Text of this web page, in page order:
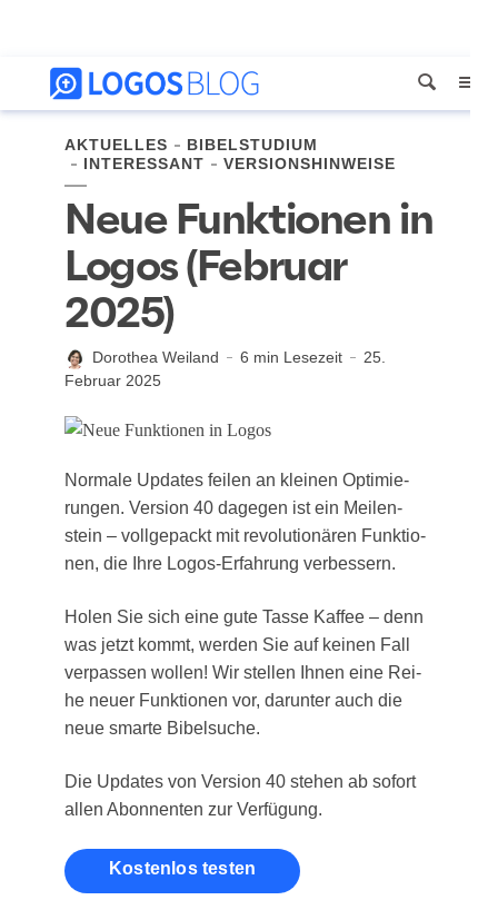
AKTUELLES
BIBELSTUDIUM
INTERESSANT
VERSIONSHINWEISE
Neue Funktionen in
Logos (Februar
2025)
Dorothea Weiland 6 min Lesezeit
25.
Februar 2025
Nor­ma­le Updates fei­len an klei­nen Opti­mie­
run­gen. Ver­si­on 40 dage­gen ist ein Mei­len­
stein – voll­ge­packt mit revo­lu­tio­nä­ren Funk­tio­
nen, die Ihre Logos-Erfah­rung verbessern.
Holen Sie sich eine gute Tas­se Kaf­fee – denn
was jetzt kommt, wer­den Sie auf kei­nen Fall
ver­pas­sen wol­len! Wir stel­len Ihnen eine Rei­
he neu­er Funk­tio­nen vor, dar­un­ter auch die
neue smar­te Bibelsuche.
Die Updates von Ver­si­on 40 ste­hen ab sofort
allen Abon­nen­ten zur Verfügung.
kos­ten­los testen